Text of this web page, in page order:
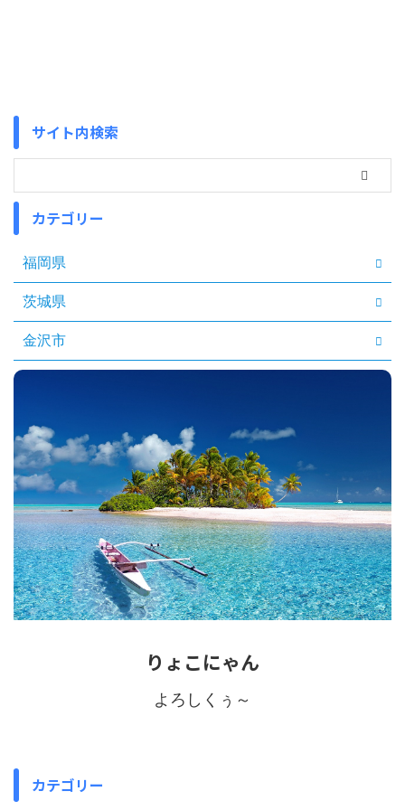
サイト内検索
カテゴリー
福岡県
茨城県
金沢市
りょこにゃん
よろしくぅ～
カテゴリー